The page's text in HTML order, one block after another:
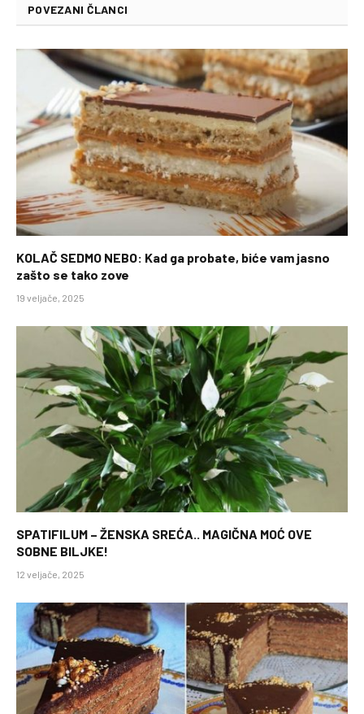
POVEZANI ČLANCI
KOLAČ SEDMO NEBO: Kad ga probate, biće vam jasno
zašto se tako zove
19 veljače, 2025
SPATIFILUM – ŽENSKA SREĆA.. MAGIČNA MOĆ OVE
SOBNE BILJKE!
12 veljače, 2025